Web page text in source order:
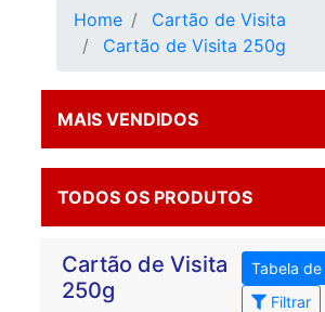
Home
Cartão de Visita
Cartão de Visita 250g
MAIS VENDIDOS
TODOS OS PRODUTOS
Cartão de Visita
250g
Tabela
Filtrar